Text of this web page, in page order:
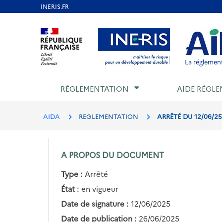
Aller au contenu Aller au menu Aller au
La
RÉGLEMENTATION AIDE
AIDA REGLEMENTATION ARRÊTÉ DU 12/06/
A PROPOS DU DOCUMENT
Type : Arrêté
État : en vigueur
Date de signature : 12/06/2025
Date de publication : 26/06/2025